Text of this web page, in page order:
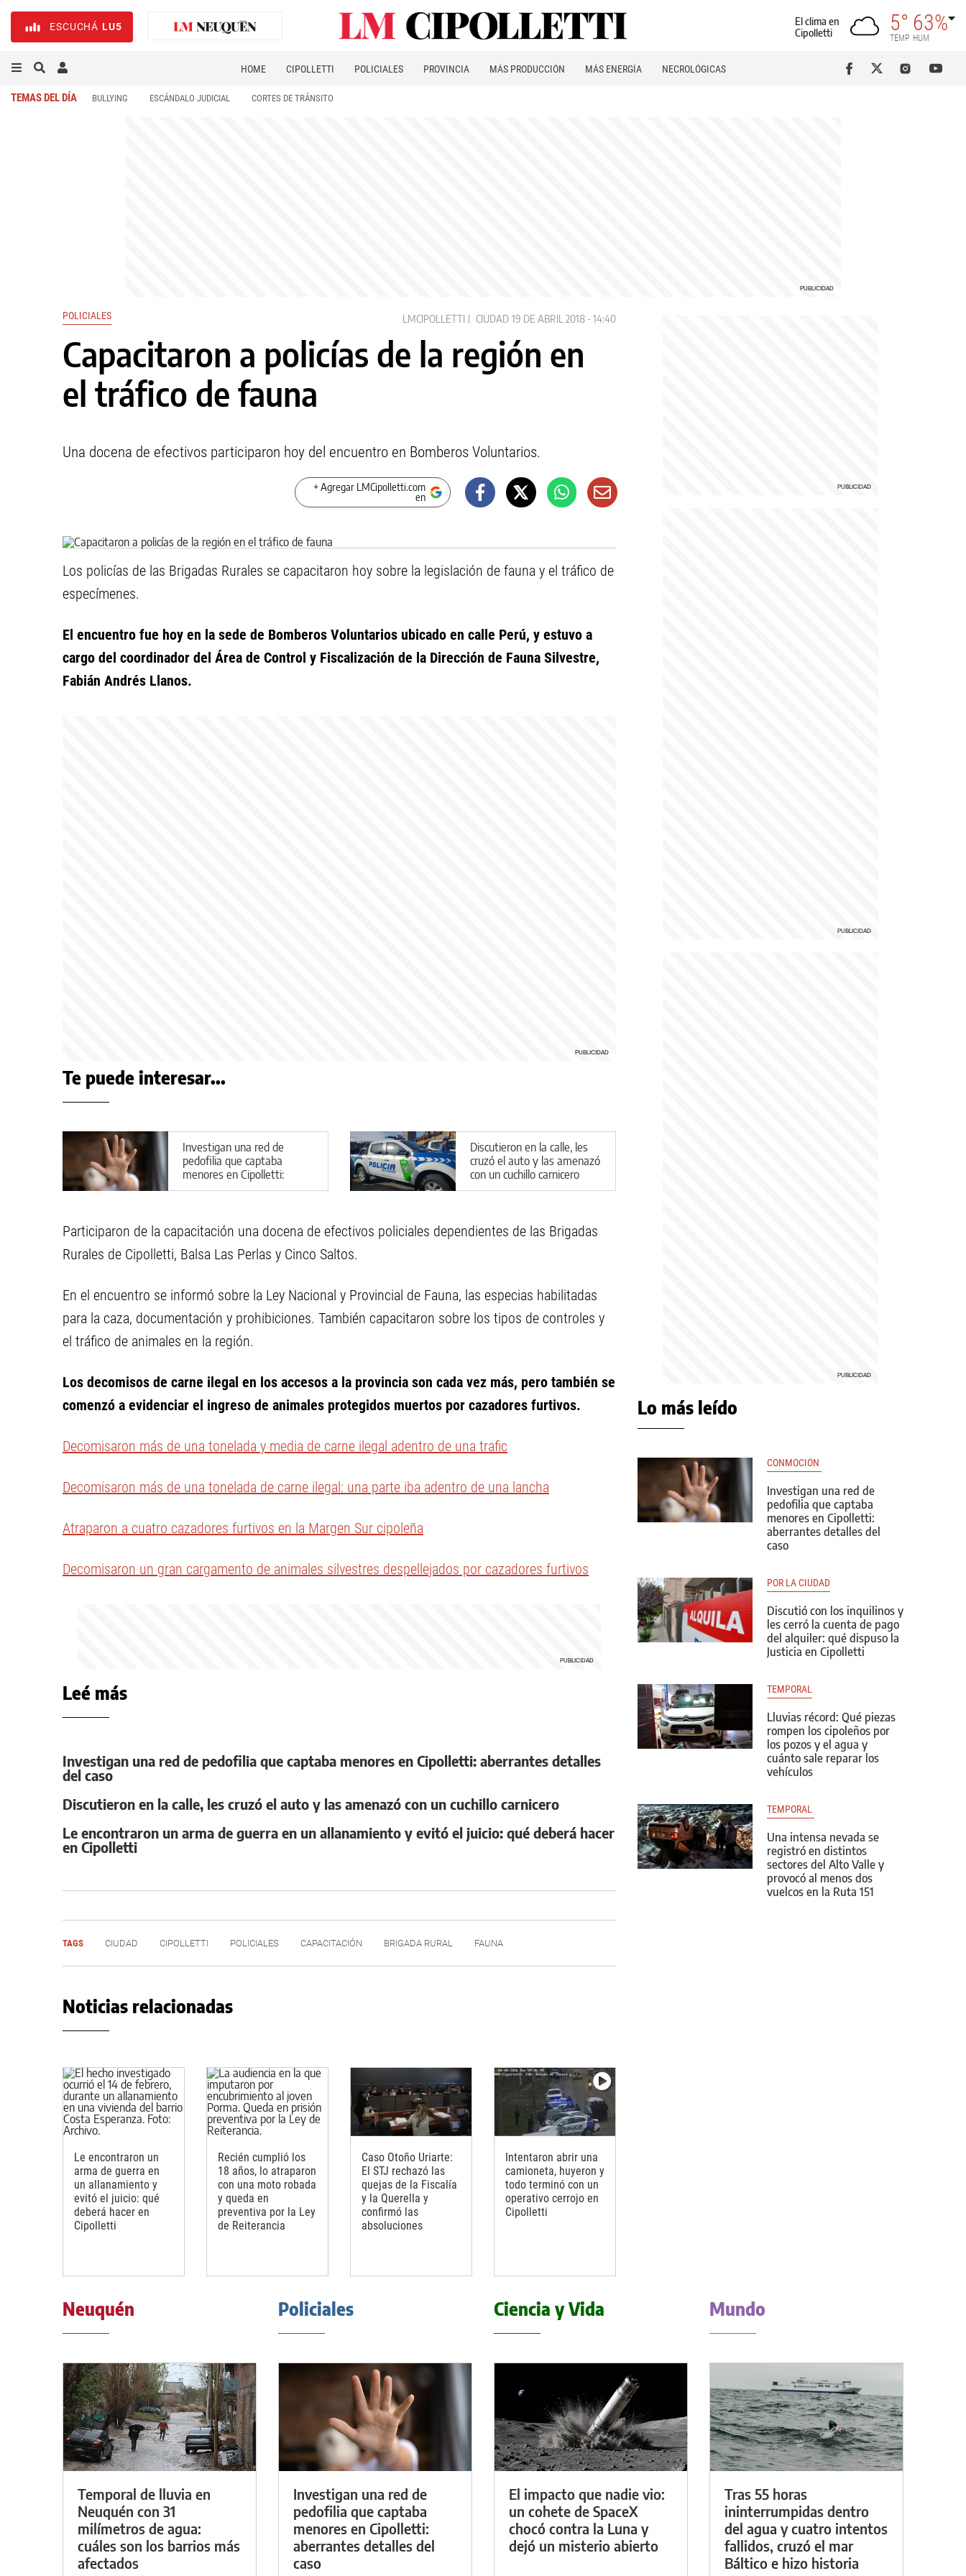
ESCUCHÁ LU5
El clima en
Cipolletti
5°
TEMP
63%
HUM
HOME CIPOLLETTI POLICIALES PROVINCIA MÁS PRODUCCIÓN MÁS ENERGÍA NECROLÓGICAS
TEMAS DEL DÍA BULLYING ESCÁNDALO JUDICIAL CORTES DE TRÁNSITO
POLICIALES LMCIPOLLETTI CIUDAD 19 DE ABRIL 2018 - 14:40
Capacitaron a policías de la región en
el tráfico de fauna
Una docena de efectivos participaron hoy del encuentro en Bomberos Voluntarios.
+ Agregar LMCipolletti.com
en
Los policías de las Brigadas Rurales se capacitaron hoy sobre la legislación de fauna y el tráfico de
especímenes.
El encuentro fue hoy en la sede de Bomberos Voluntarios ubicado en calle Perú, y estuvo a
cargo del coordinador del Área de Control y Fiscalización de la Dirección de Fauna Silvestre,
Fabián Andrés Llanos.
Te puede interesar...
Investigan una red de
pedofilia que captaba
menores en Cipolletti:
aberrantes detalles del caso
Discutieron en la calle, les
cruzó el auto y las amenazó
con un cuchillo carnicero
Participaron de la capacitación una docena de efectivos policiales dependientes de las Brigadas
Rurales de Cipolletti, Balsa Las Perlas y Cinco Saltos.
En el encuentro se informó sobre la Ley Nacional y Provincial de Fauna, las especias habilitadas
para la caza, documentación y prohibiciones. También capacitaron sobre los tipos de controles y
el tráfico de animales en la región.
Los decomisos de carne ilegal en los accesos a la provincia son cada vez más, pero también se
comenzó a evidenciar el ingreso de animales protegidos muertos por cazadores furtivos.
Decomisaron más de una tonelada y media de carne ilegal adentro de una trafic
Decomisaron más de una tonelada de carne ilegal: una parte iba adentro de una lancha
Atraparon a cuatro cazadores furtivos en la Margen Sur cipoleña
Decomisaron un gran cargamento de animales silvestres despellejados por cazadores furtivos
Leé más
Investigan una red de pedofilia que captaba menores en Cipolletti: aberrantes detalles
del caso
Discutieron en la calle, les cruzó el auto y las amenazó con un cuchillo carnicero
Le encontraron un arma de guerra en un allanamiento y evitó el juicio: qué deberá hacer
en Cipolletti
TAGS CIUDAD CIPOLLETTI POLICIALES CAPACITACIÓN BRIGADA RURAL FAUNA
Noticias relacionadas
Le encontraron un
arma de guerra en
un allanamiento y
evitó el juicio: qué
deberá hacer en
Cipolletti
Recién cumplió los
18 años, lo atraparon
con una moto robada
y queda en
preventiva por la Ley
de Reiterancia
Caso Otoño Uriarte:
El STJ rechazó las
quejas de la Fiscalía
y la Querella y
confirmó las
absoluciones
Intentaron abrir una
camioneta, huyeron y
todo terminó con un
operativo cerrojo en
Cipolletti
Lo más leído
CONMOCIÓN
Investigan una red de
pedofilia que captaba
menores en Cipolletti:
aberrantes detalles del
caso
POR LA CIUDAD
Discutió con los inquilinos y
les cerró la cuenta de pago
del alquiler: qué dispuso la
Justicia en Cipolletti
TEMPORAL
Lluvias récord: Qué piezas
rompen los cipoleños por
los pozos y el agua y
cuánto sale reparar los
vehículos
TEMPORAL
Una intensa nevada se
registró en distintos
sectores del Alto Valle y
provocó al menos dos
vuelcos en la Ruta 151
Neuquén
Temporal de lluvia en
Neuquén con 31
milímetros de agua:
cuáles son los barrios más
afectados
Policiales
Investigan una red de
pedofilia que captaba
menores en Cipolletti:
aberrantes detalles del
caso
Ciencia y Vida
El impacto que nadie vio:
un cohete de SpaceX
chocó contra la Luna y
dejó un misterio abierto
Mundo
Tras 55 horas
ininterrumpidas dentro
del agua y cuatro intentos
fallidos, cruzó el mar
Báltico e hizo historia